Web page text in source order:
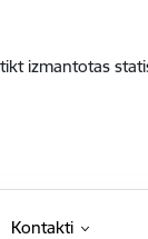
izmantotas
Kontakti